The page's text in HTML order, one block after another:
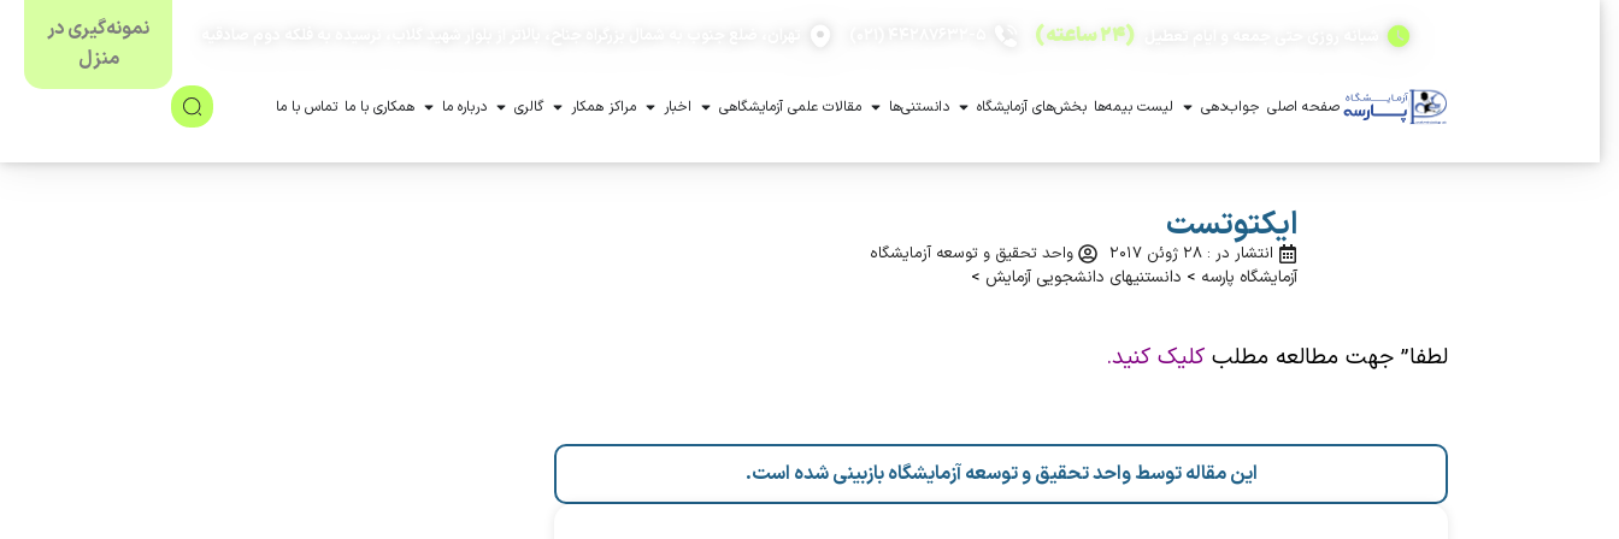
(۲۴ ساعته)
صفحه اصلی جواب‌دهی لیست بیمه‌ها بخش‌های آزمایشگاه دانستنی‌ها مقالات علمی آزمایشگاهی اخبار مراکز همکار گالری درباره ما همکاری با ما تماس با ما
نمونه‌گیری در
منزل
ایکتوتست
انتشار در : ۲۸ ژوئن ۲۰۱۷ واحد تحقیق و توسعه آزمایشگاه
آزمایشگاه پارسه > دانستنیهای دانشجویی آزمایش >
لطفا” جهت مطالعه مطلب کلیک کنید.
این مقاله توسط واحد تحقیق و توسعه آزمایشگاه بازبینی شده است.